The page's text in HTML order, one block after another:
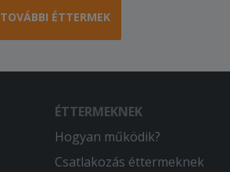
TOVÁBBI ÉTTERMEK
ÉTTERMEKNEK
Hogyan működik?
Csatlakozás éttermeknek